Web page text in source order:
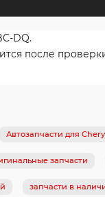
DQ.
после проверки
Автозапчасти для Chery
запчасти
запчасти в